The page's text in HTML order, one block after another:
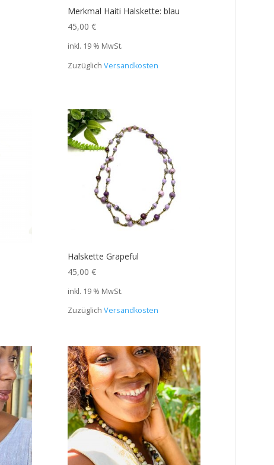
Merkmal Haiti Halskette: blau
45,00 €
inkl. 19 % MwSt.
Zuzüglich Versandkosten
Halskette Grapeful
45,00 €
inkl. 19 % MwSt.
Zuzüglich Versandkosten